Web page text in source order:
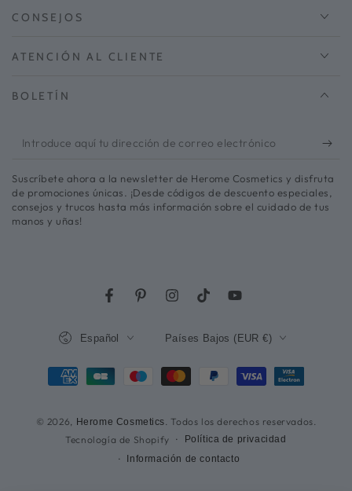
CONSEJOS
ATENCIÓN AL CLIENTE
BOLETÍN
Introduce
tu
dirección
Suscríbete ahora a la newsletter de Herome Cosmetics y disfruta
de promociones únicas. ¡Desde códigos de descuento especiales,
consejos y trucos hasta más información sobre el cuidado de tus
manos y uñas!
FacebookPinterestInstagramTikTokYouTube
© 2026, Herome Cosmetics
. Todos los derechos reservados.
Tecnología de Shopify
Política de privacidad
Información de contacto
Español Países Bajos (EUR €)
Métodos
pago